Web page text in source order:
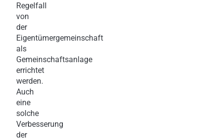
Regelfall
von
der
Eigentümergemeinschaft
als
Gemeinschaftsanlage
errichtet
werden.
Auch
eine
solche
Verbesserung
der